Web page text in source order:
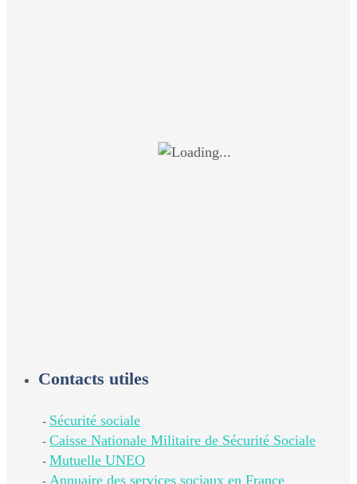
Contacts utiles
- Sécurité sociale
- Caisse Nationale Militaire de Sécurité Sociale
- Mutuelle UNEO
- Annuaire des services sociaux en France